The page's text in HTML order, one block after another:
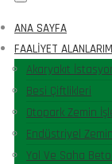
ANA SAYFA
FAALIYET
Akaryakıt
Besi Çiftlikleri
Otopark Zemin
Endüstriyel
Yol Ve Saha